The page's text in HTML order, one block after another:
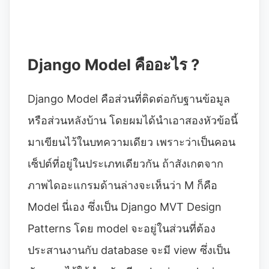
Django Model คืออะไร ?
Django Model คือส่วนที่ติดต่อกับฐานข้อมูล
หรือส่วนหลังบ้าน โดยผมได้นำเอาสองหัวข้อนี้
มาเขียนไว้ในบทความเดียว เพราะว่าเป็นคอน
เซ็ปต์ที่อยู่ในประเภทเดียวกัน ถ้าสังเกตจาก
ภาพไดอะแกรมด้านล่างจะเห็นว่า M ก็คือ
Model นี่เอง ซึ่งเป็น Django MVT Design
Patterns โดย model จะอยู่ในส่วนที่ต้อง
ประสานงานกับ database จะมี view ซึ่งเป็น